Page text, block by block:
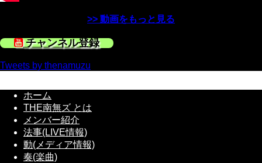
>> 動画をもっと見る
チャンネル登録
Tweets by thenamuzu
ホーム
THE南無ズ とは
メンバー紹介
法事(LIVE情報)
動(メディア情報)
奏(楽曲)